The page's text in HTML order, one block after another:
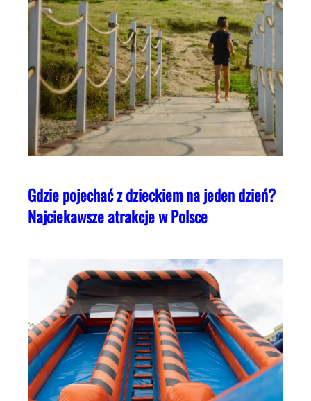
Gdzie pojechać z dzieckiem na jeden dzień?
Najciekawsze atrakcje w Polsce